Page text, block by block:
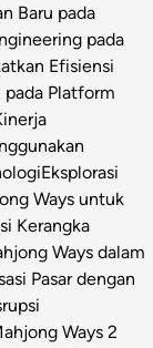
Baru pada
pada
Efisiensi
Platform
Eksplorasi
Ways untuk
Kerangka
Ways dalam
Pasar dengan
Ways 2